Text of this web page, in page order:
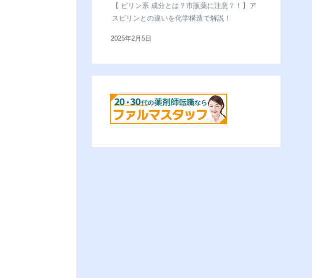
【 ピリン系 成分とは？市販薬に注意？！】ア
スピリンとの違いを化学構造で解説！
2025年2月5日